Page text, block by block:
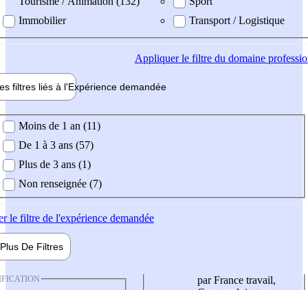
Immobilier
Transport / Logistique
Appliquerle filtre du domaine
filtres liés à l'Expérience demandée
demandée
Moins de 1 an (11)
De 1 à 3 ans (57)
Plus de 3 ans (1)
Non renseignée (7)
le filtre de l'expérience demandée
Plus De Filtres
par France travail,